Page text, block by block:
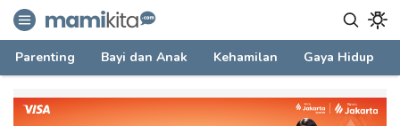
mamikita.com
Informasi Parenting untuk Mami Milenial
Parenting Bayi dan Anak Kehamilan Gaya Hidup